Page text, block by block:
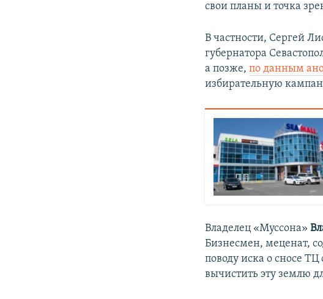
свои планы и точка
В частности, Сергей
губернатора
а позже,по данным
избирательную
Владелец «Муссона»
Бизнесмен, меценат,
поводу иска о сносе
вычистить эту землю